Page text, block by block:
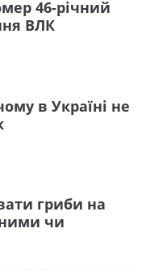
46-річний
ВЛК
в Україні не
гриби на
чи